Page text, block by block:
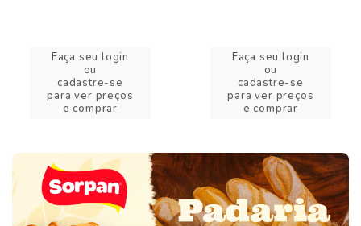
Faça seu login
ou
cadastre-se
para ver preços
e comprar
Faça seu login
ou
cadastre-se
para ver preços
e comprar